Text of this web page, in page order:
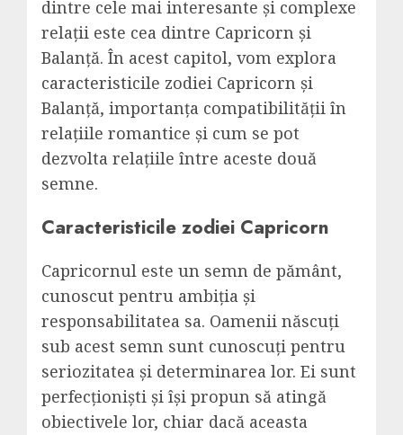
dintre cele mai interesante și complexe
relații este cea dintre Capricorn și
Balanță. În acest capitol, vom explora
caracteristicile zodiei Capricorn și
Balanță, importanța compatibilității în
relațiile romantice și cum se pot
dezvolta relațiile între aceste două
semne.
Caracteristicile zodiei Capricorn
Capricornul este un semn de pământ,
cunoscut pentru ambiția și
responsabilitatea sa. Oamenii născuți
sub acest semn sunt cunoscuți pentru
seriozitatea și determinarea lor. Ei sunt
perfecționiști și își propun să atingă
obiectivele lor, chiar dacă aceasta